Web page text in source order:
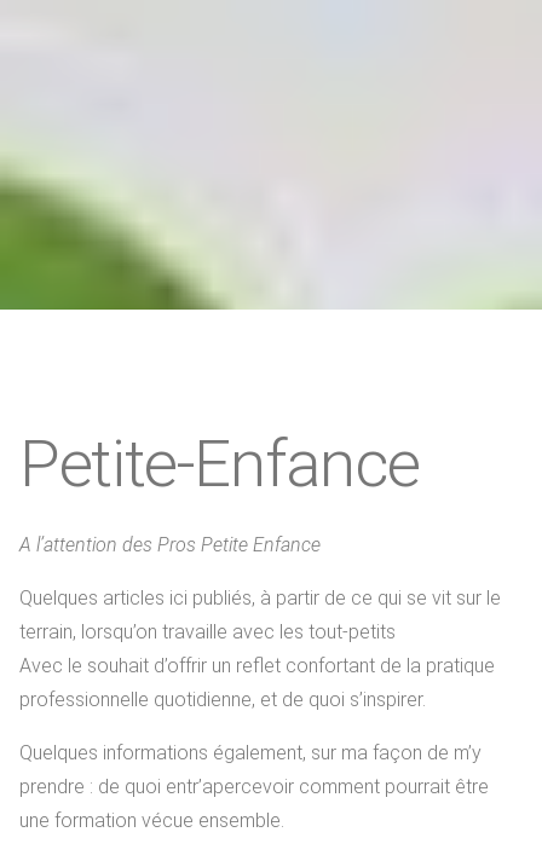
Petite-Enfance
A l’attention des Pros Petite Enfance
Quelques articles ici publiés, à partir de ce qui se vit sur le
terrain, lorsqu’on travaille avec les tout-petits
Avec le souhait d’offrir un reflet confortant de la pratique
professionnelle quotidienne, et de quoi s’inspirer.
Quelques informations également, sur ma façon de m’y
prendre : de quoi entr’apercevoir comment pourrait être
une formation vécue ensemble.